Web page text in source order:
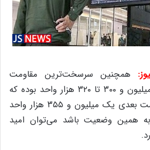
همچنین سرسخت‌ترین مقاومت
شاخص کل در محدوده یک میلیون و ۳۰۰ تا ۳۲۰ هزار واحد بوده که
امروز از بین رفت، حال مقاومت بعدی یک میلیون و ۳۵۵ هزار واحد
همین وضعیت باشد می‌توان امید